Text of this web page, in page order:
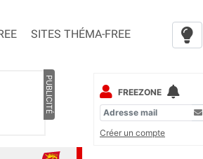
SITES THÉMA-FREE
PUBLICITÉ
FREEZONE
Créer un compte